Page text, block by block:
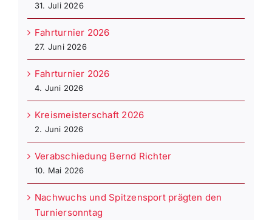
31. Juli 2026
Fahrturnier 2026
27. Juni 2026
Fahrturnier 2026
4. Juni 2026
Kreismeisterschaft 2026
2. Juni 2026
Verabschiedung Bernd Richter
10. Mai 2026
Nachwuchs und Spitzensport prägten den
Turniersonntag